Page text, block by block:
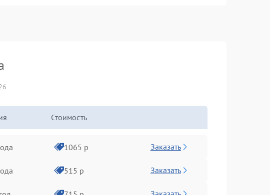
Стоимость
1065 р Заказать
515 р Заказать